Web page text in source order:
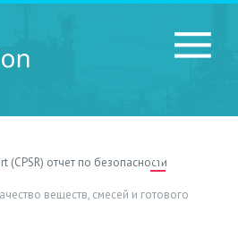
RU
(CPSR) отчет по безопасности
веществ, смесей и готового